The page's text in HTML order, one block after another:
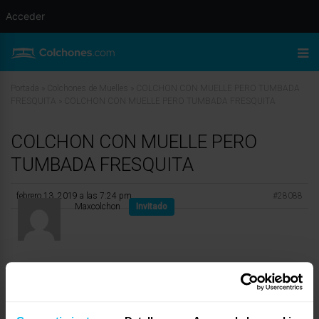
COLCHON CON MUELLE PERO
TUMBADA FRESQUITA
febrero 13, 2019 a las 7:24 pm
#28088
Maxcolchon
Invitado
ensacados combina confort, resistencia y transpirabilidad. Obviamente,
Acceder